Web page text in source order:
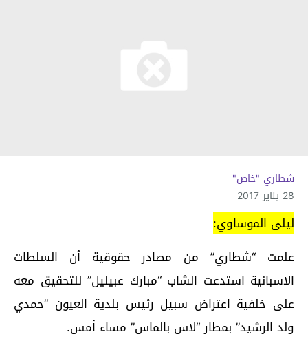
شطاري "خاص"
28 يناير 2017
ليلى الموساوي:
علمت “شطاري” من مصادر حقوقية أن السلطات
الاسبانية استدعت الشاب “مبارك عبيليل” للتحقيق معه
على خلفية اعتراض سبيل رئيس بلدية العيون “حمدي
ولد الرشيد” بمطار “لاس بالماس” مساء أمس.